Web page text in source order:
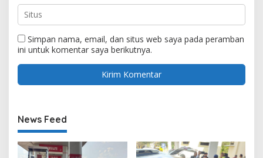
Simpan nama, email, dan situs web saya pada peramban
ini untuk komentar saya berikutnya.
News Feed